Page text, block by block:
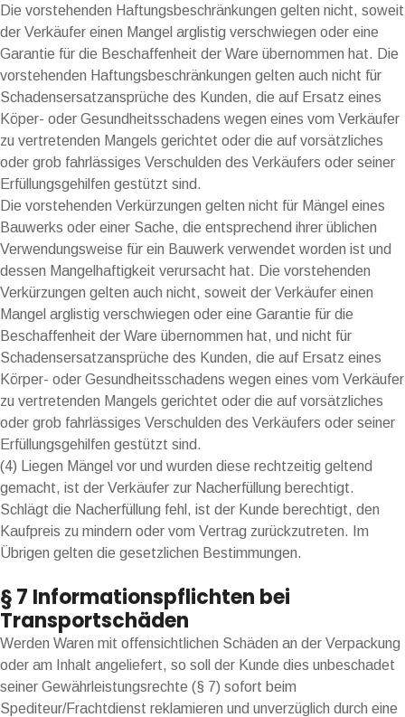
Die vorstehenden Haftungsbeschränkungen gelten nicht, soweit
der Verkäufer einen Mangel arglistig verschwiegen oder eine
Garantie für die Beschaffenheit der Ware übernommen hat. Die
vorstehenden Haftungsbeschränkungen gelten auch nicht für
Schadensersatzansprüche des Kunden, die auf Ersatz eines
Köper- oder Gesundheitsschadens wegen eines vom Verkäufer
zu vertretenden Mangels gerichtet oder die auf vorsätzliches
oder grob fahrlässiges Verschulden des Verkäufers oder seiner
Erfüllungsgehilfen gestützt sind.
Die vorstehenden Verkürzungen gelten nicht für Mängel eines
Bauwerks oder einer Sache, die entsprechend ihrer üblichen
Verwendungsweise für ein Bauwerk verwendet worden ist und
dessen Mangelhaftigkeit verursacht hat. Die vorstehenden
Verkürzungen gelten auch nicht, soweit der Verkäufer einen
Mangel arglistig verschwiegen oder eine Garantie für die
Beschaffenheit der Ware übernommen hat, und nicht für
Schadensersatzansprüche des Kunden, die auf Ersatz eines
Körper- oder Gesundheitsschadens wegen eines vom Verkäufer
zu vertretenden Mangels gerichtet oder die auf vorsätzliches
oder grob fahrlässiges Verschulden des Verkäufers oder seiner
Erfüllungsgehilfen gestützt sind.
(4) Liegen Mängel vor und wurden diese rechtzeitig geltend
gemacht, ist der Verkäufer zur Nacherfüllung berechtigt.
Schlägt die Nacherfüllung fehl, ist der Kunde berechtigt, den
Kaufpreis zu mindern oder vom Vertrag zurückzutreten. Im
Übrigen gelten die gesetzlichen Bestimmungen.
§ 7 Informationspflichten bei
Transportschäden
Werden Waren mit offensichtlichen Schäden an der Verpackung
oder am Inhalt angeliefert, so soll der Kunde dies unbeschadet
seiner Gewährleistungsrechte (§ 7) sofort beim
Spediteur/Frachtdienst reklamieren und unverzüglich durch eine